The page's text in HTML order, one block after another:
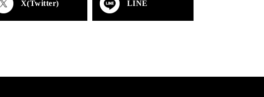
X(Twitter) LINE